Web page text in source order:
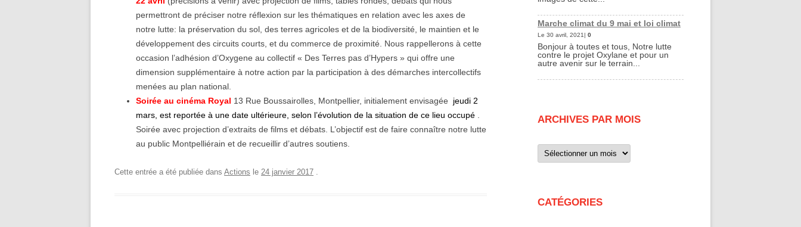
permettront de préciser notre réflexion sur les thématiques en relation avec les axes de
notre lutte: la préservation du sol, des terres agricoles et de la biodiversité, le maintien et le
développement des circuits courts, et du commerce de proximité. Nous rappellerons à cette
occasion l’adhésion d’Oxygene au collectif « Des Terres pas d’Hypers » qui offre une
dimension supplémentaire à notre action par la participation à des démarches intercollectifs
menées au plan national.
Soirée au cinéma Royal 13 Rue Boussairolles, Montpellier, initialement envisagée
jeudi 2
mars, est reportée à une date ultérieure, selon l’évolution de la situation de ce lieu occupé
Soirée avec projection d’extraits de films et débats. L’objectif est de faire connaître notre lutte
au public Montpelliérain et de recueillir d’autres soutiens.
Cette entrée a été publiée dans Actions le 24 janvier 2017 .
Marche climat du 9 mai et loi climat
Le 30 avril, 2021| 0
Bonjour à toutes et tous, Notre lutte
contre le projet Oxylane et pour un
autre avenir sur le terrain...
ARCHIVES PAR MOIS
Archives
par
CATÉGORIES